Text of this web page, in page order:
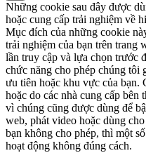
Những cookie sau đây được
hoặc cung cấp trải nghiệm về
Mục đích của những cookie
trải nghiệm của bạn trên trang
lần truy cập và lựa chọn trước
chức năng cho phép chúng tôi
ưu tiên hoặc khu vực của bạn.
hoặc do các nhà cung cấp bên
vì chúng cũng được dùng để
web, phát video hoặc dùng
bạn không cho phép, thì một
hoạt động không đúng cách.